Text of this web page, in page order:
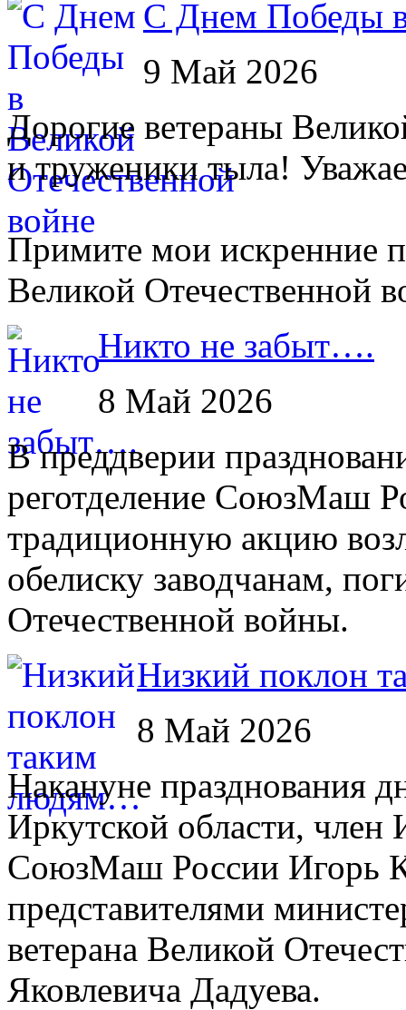
С Днем Победы в
9 Май 2026
Дорогие ветераны
и труженики тыла!
Примите мои искренние
Великой Отечественной
Никто не забыт….
8 Май 2026
В преддверии
реготделение СоюзМаш
традиционную акцию
обелиску заводчанам,
Отечественной войны.
Низкий поклон
8 Май 2026
Накануне празднования
Иркутской области, член
СоюзМаш России Игорь
представителями
ветерана Великой
Яковлевича Дадуева.